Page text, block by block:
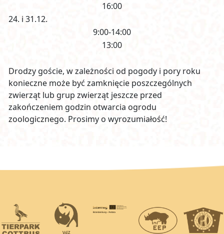
16:00
24. i 31.12.
9:00-14:00
13:00
Drodzy goście, w zależności od pogody i pory roku
konieczne może być zamknięcie poszczególnych
zwierząt lub grup zwierząt jeszcze przed
zakończeniem godzin otwarcia ogrodu
zoologicznego. Prosimy o wyrozumiałość!